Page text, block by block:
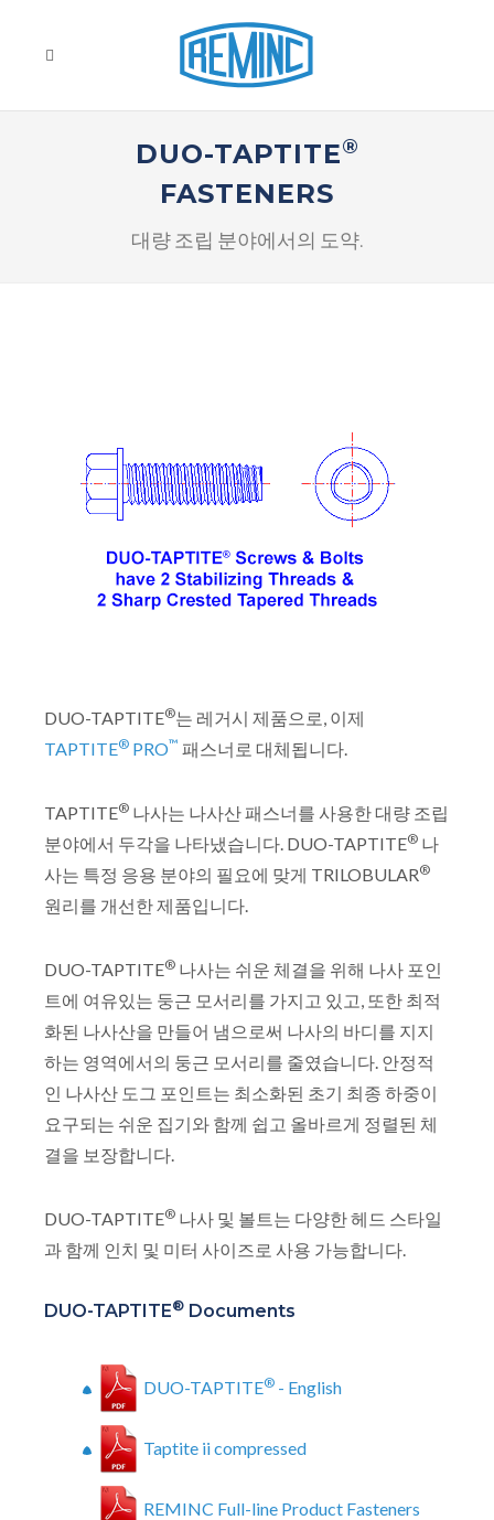
DUO-TAPTITE®
FASTENERS
대량 조립 분야에서의 도약.
DUO-TAPTITE®는 레거시 제품으로, 이제
TAPTITE® PRO™ 패스너로 대체됩니다.
TAPTITE® 나사는 나사산 패스너를 사용한 대량 조립
분야에서 두각을 나타냈습니다. DUO-TAPTITE® 나
사는 특정 응용 분야의 필요에 맞게 TRILOBULAR®
원리를 개선한 제품입니다.
DUO-TAPTITE® 나사는 쉬운 체결을 위해 나사 포인
트에 여유있는 둥근 모서리를 가지고 있고, 또한 최적
화된 나사산을 만들어 냄으로써 나사의 바디를 지지
하는 영역에서의 둥근 모서리를 줄였습니다. 안정적
인 나사산 도그 포인트는 최소화된 초기 최종 하중이
요구되는 쉬운 집기와 함께 쉽고 올바르게 정렬된 체
결을 보장합니다.
DUO-TAPTITE® 나사 및 볼트는 다양한 헤드 스타일
과 함께 인치 및 미터 사이즈로 사용 가능합니다.
DUO-TAPTITE® Documents
DUO-TAPTITE® - English
Taptite ii compressed
REMINC Full-line Product Fasteners